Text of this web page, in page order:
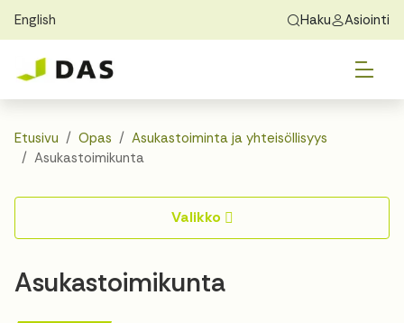
Skip to main content Skip to main navigation
English
Exchange Students
Tietoa DASista
Haku Asiointi
Löydä koti
Yhteystiedot
Etusivu Opas
Asukastoiminta ja yhteisöllisyys
Asukastoimikunta
Valikko
Asukastoimikunta